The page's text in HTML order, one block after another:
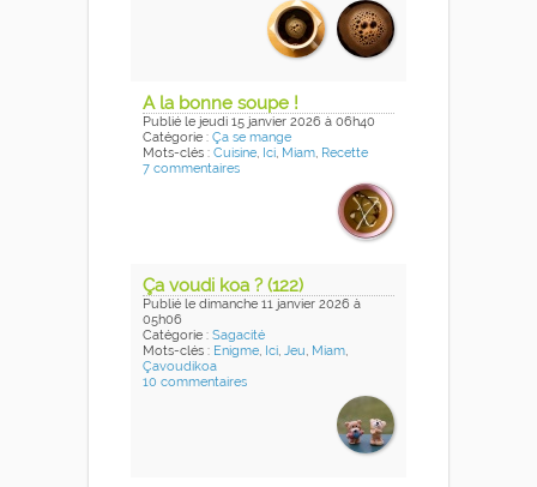
A la bonne soupe !
Publié le jeudi 15 janvier 2026 à 06h40
Catégorie : Ça se mange
Mots-clés : Cuisine, Ici, Miam, Recette
7 commentaires
Ça voudi koa ? (122)
Publié le dimanche 11 janvier 2026 à
05h06
Catégorie : Sagacité
Mots-clés : Enigme, Ici, Jeu, Miam,
Çavoudikoa
10 commentaires